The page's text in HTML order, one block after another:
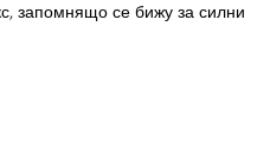
запомнящо се бижу за силни